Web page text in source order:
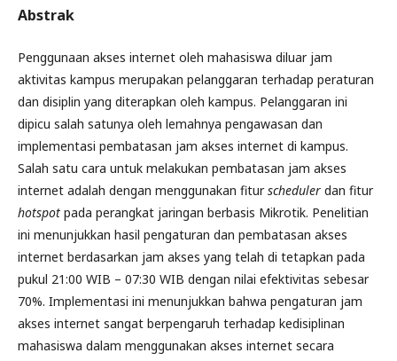
Abstrak
Penggunaan akses internet oleh mahasiswa diluar jam
aktivitas kampus merupakan pelanggaran terhadap peraturan
dan disiplin yang diterapkan oleh kampus. Pelanggaran ini
dipicu salah satunya oleh lemahnya pengawasan dan
implementasi pembatasan jam akses internet di kampus.
Salah satu cara untuk melakukan pembatasan jam akses
internet adalah dengan menggunakan fiturscheduler dan fitur
hotspot pada perangkat jaringan berbasis Mikrotik. Penelitian
ini menunjukkan hasil pengaturan dan pembatasan akses
internet berdasarkan jam akses yang telah di tetapkan pada
pukul 21:00 WIB – 07:30 WIB dengan nilai efektivitas sebesar
70%. Implementasi ini menunjukkan bahwa pengaturan jam
akses internet sangat berpengaruh terhadap kedisiplinan
mahasiswa dalam menggunakan akses internet secara